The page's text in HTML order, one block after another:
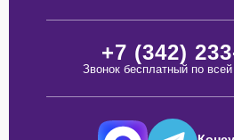
+7 (342)
Звонок бесплатный по